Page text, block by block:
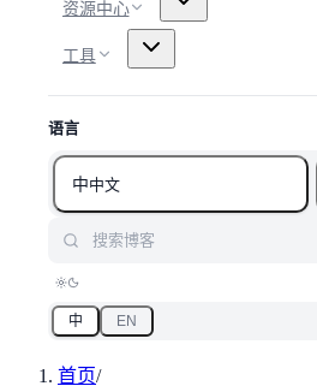
资源中心
工具
语言
中中文
中 EN
首页/